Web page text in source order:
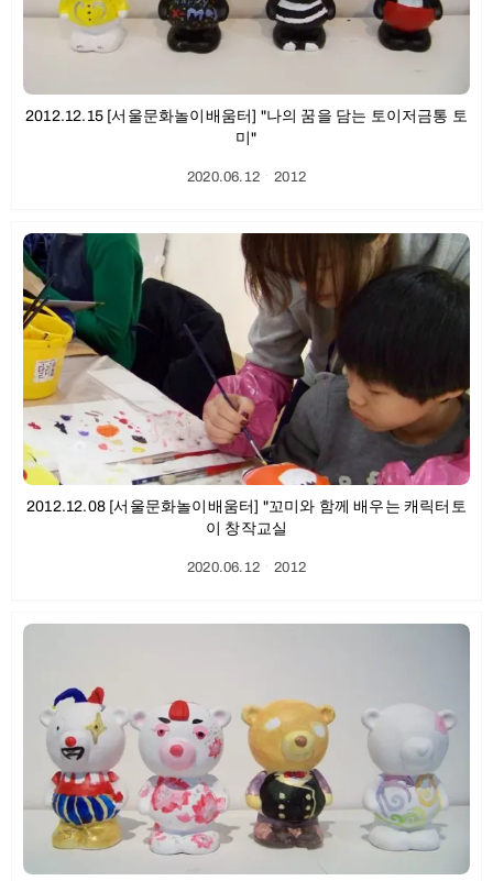
2012.12.15 [서울문화놀이배움터] "나의 꿈을 담는 토이저금통 토
미"
2020.06.12ㆍ2012
2012.12.08 [서울문화놀이배움터] "꼬미와 함께 배우는 캐릭터토
이 창작교실
2020.06.12ㆍ2012